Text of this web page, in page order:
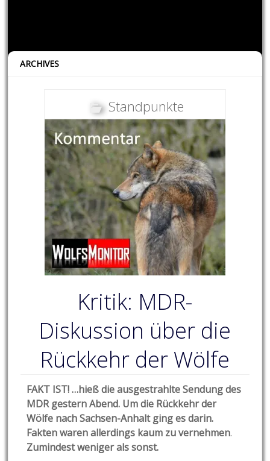
ARCHIVES
Standpunkte
Kritik: MDR-
Diskussion über die
Rückkehr der Wölfe
FAKT IST! …hieß die ausgestrahlte Sendung des
MDR gestern Abend. Um die Rückkehr der
Wölfe nach Sachsen-Anhalt ging es darin.
Fakten waren allerdings kaum zu vernehmen.
Zumindest weniger als sonst.